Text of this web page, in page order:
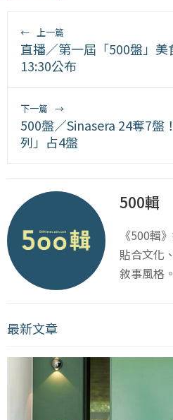
← 上一篇
直播／第一屆「500盤」
13:30公布
下一篇 →
500盤／Sinasera 24奪7盤
列」占4盤
500輯
《500輯
貼合文化
敘事風格。
最新文章